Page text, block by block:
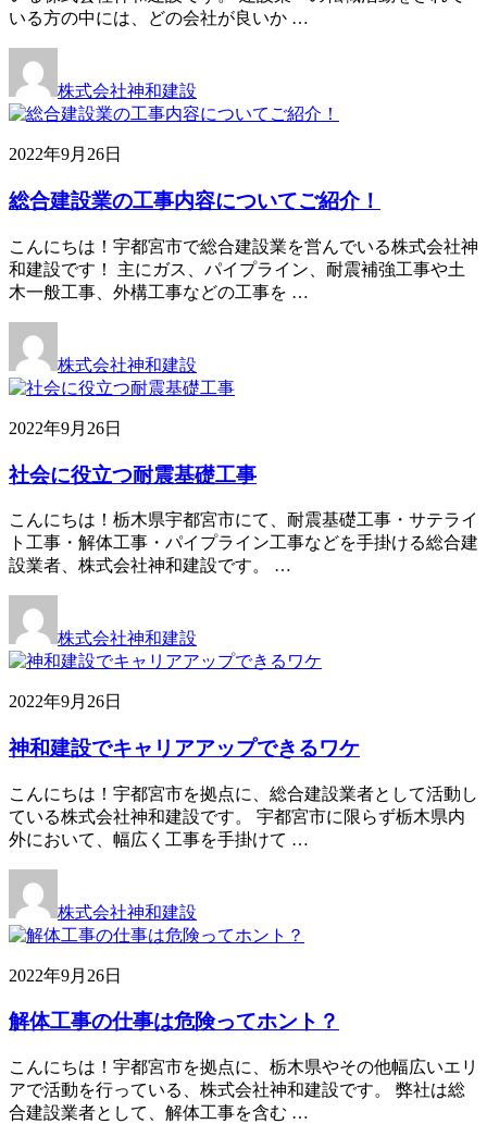
いる方の中には、どの会社が良いか …
株式会社神和建設
2022年9月26日
総合建設業の工事内容についてご紹介！
こんにちは！宇都宮市で総合建設業を営んでいる株式会社神
和建設です！ 主にガス、パイプライン、耐震補強工事や土
木一般工事、外構工事などの工事を …
株式会社神和建設
2022年9月26日
社会に役立つ耐震基礎工事
こんにちは！栃木県宇都宮市にて、耐震基礎工事・サテライ
ト工事・解体工事・パイプライン工事などを手掛ける総合建
設業者、株式会社神和建設です。 …
株式会社神和建設
2022年9月26日
神和建設でキャリアアップできるワケ
こんにちは！宇都宮市を拠点に、総合建設業者として活動し
ている株式会社神和建設です。 宇都宮市に限らず栃木県内
外において、幅広く工事を手掛けて …
株式会社神和建設
2022年9月26日
解体工事の仕事は危険ってホント？
こんにちは！宇都宮市を拠点に、栃木県やその他幅広いエリ
アで活動を行っている、株式会社神和建設です。 弊社は総
合建設業者として、解体工事を含む …